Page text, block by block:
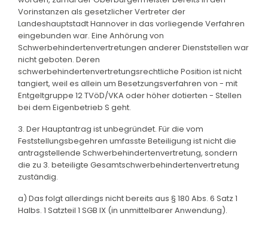
Vorinstanzen als gesetzlicher Vertreter der
Landeshauptstadt Hannover in das vorliegende Verfahren
eingebunden war. Eine Anhörung von
Schwerbehindertenvertretungen anderer Dienststellen war
nicht geboten. Deren
schwerbehindertenvertretungsrechtliche Position ist nicht
tangiert, weil es allein um Besetzungsverfahren von - mit
Entgeltgruppe 12 TVöD/VKA oder höher dotierten - Stellen
bei dem Eigenbetrieb S geht.
3. Der Hauptantrag ist unbegründet. Für die vom
Feststellungsbegehren umfasste Beteiligung ist nicht die
antragstellende Schwerbehindertenvertretung, sondern
die zu 3. beteiligte Gesamtschwerbehindertenvertretung
zuständig.
a) Das folgt allerdings nicht bereits aus § 180 Abs. 6 Satz 1
Halbs. 1 Satzteil 1 SGB IX (in unmittelbarer Anwendung).